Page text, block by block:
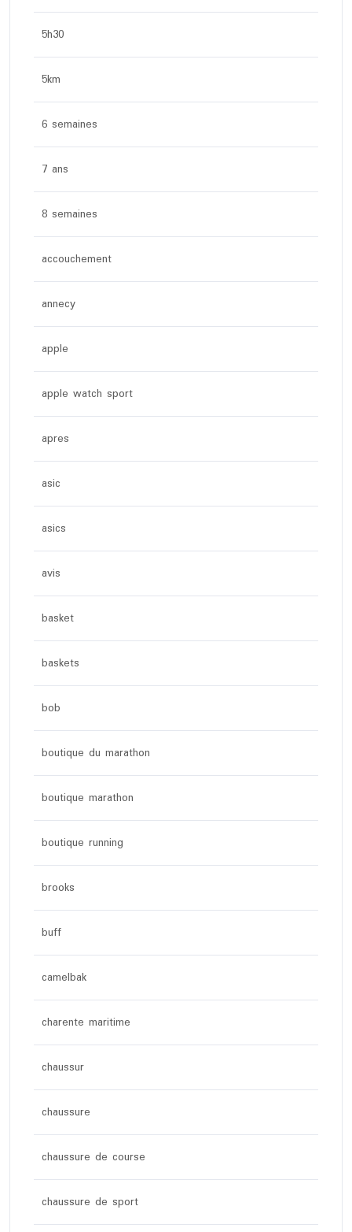
5h30
5km
6 semaines
7 ans
8 semaines
accouchement
annecy
apple
apple watch sport
apres
asic
asics
avis
basket
baskets
bob
boutique du marathon
boutique marathon
boutique running
brooks
buff
camelbak
charente maritime
chaussur
chaussure
chaussure de course
chaussure de sport